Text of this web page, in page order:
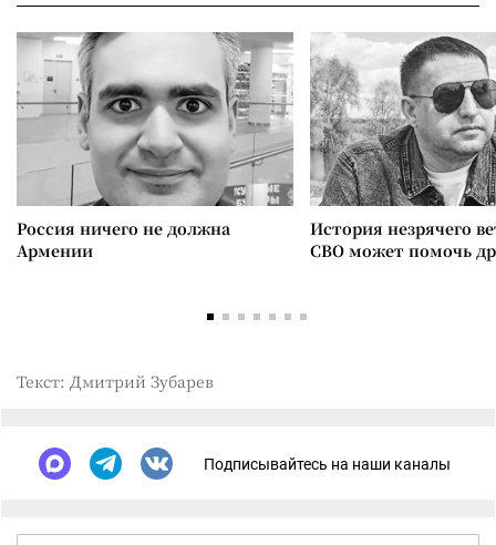
Россия ничего не должна
Армении
История незрячего
СВО может помочь
Текст: Дмитрий Зубарев
Подписывайтесь на наши каналы